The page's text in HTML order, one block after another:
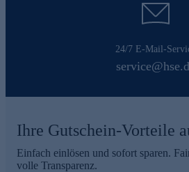
24/7 E-Mail-
Ihre Gutschein-Vorteile
Einfach einlösen und sofort sparen.
volle Transparenz.